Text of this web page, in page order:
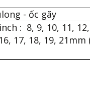
- ốc gãy
: 8, 9, 10, 11,
17, 18, 19,